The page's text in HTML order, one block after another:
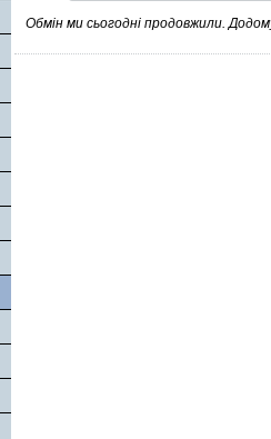
Обмін ми сьогодні продовжили.